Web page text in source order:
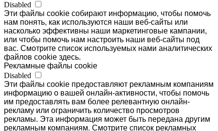
Disabled
Эти файлы cookie собирают информацию, чтобы помочь
нам понять, как используются наши веб-сайты или
насколько эффективны наши маркетинговые кампании,
или чтобы помочь нам настроить наши веб-сайты под
вас. Смотрите список используемых нами аналитических
файлов cookie здесь.
Рекламные файлы cookie
Disabled
Эти файлы cookie предоставляют рекламным компаниям
информацию о вашей онлайн-активности, чтобы помочь
им предоставлять вам более релевантную онлайн-
рекламу или ограничить количество просмотров
рекламы. Эта информация может быть передана другим
рекламным компаниям. Смотрите список рекламных